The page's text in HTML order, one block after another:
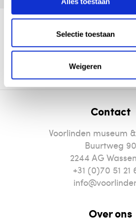
Selectie toestaan
Weigeren
Plan je bezoek
Contact
Voorlinden museum
Buurtweg 90
2244 AG
+31 (0)70 51 21
Over ons